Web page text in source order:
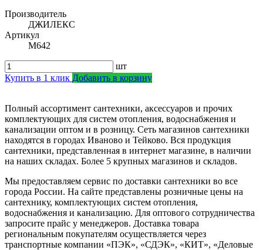
Производитель
ДЖИЛЕКС
Артикул
М642
шт
Купить в 1 клик Добавить в корзину
Полный ассортимент сантехники, аксессуаров и прочих
комплектующих для систем отопления, водоснабжения и
канализации оптом и в розницу. Сеть магазинов сантехники
находятся в городах Иваново и Тейково. Вся продукция
сантехники, представленная в интернет магазине, в наличии
на наших складах. Более 5 крупных магазинов и складов.
Мы предоставляем сервис по доставки сантехники во все
города России. На сайте представлены розничные цены на
сантехнику, комплектующих систем отопления,
водоснабжения и канализацию. Для оптового сотрудничества
запросите прайс у менеджеров. Доставка товара
региональным покупателям осуществляется через
транспортные компании «ПЭК», «СДЭК», «КИТ», «Деловые